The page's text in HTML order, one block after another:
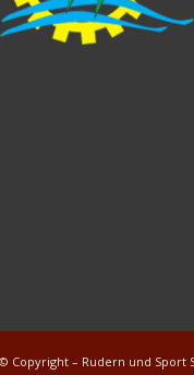
© Copyright – Rudern und Sport